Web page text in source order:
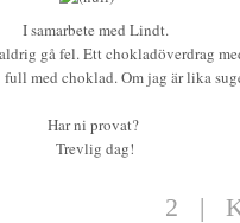
I samarbete med Lindt.
gå fel. Ett chokladöverdrag
med choklad. Om jag är lika
Har ni provat?
Trevlig dag!
2 |